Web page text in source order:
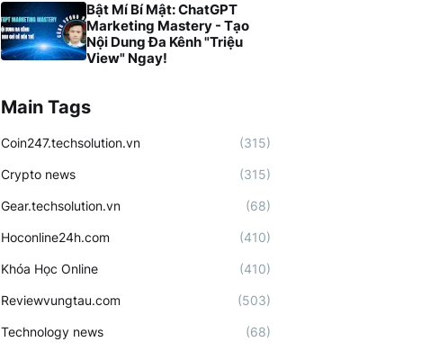
Bật Mí Bí Mật: ChatGPT
Marketing Mastery - Tạo
Nội Dung Đa Kênh "Triệu
View" Ngay!
Main Tags
Coin247.techsolution.vn (315)
Crypto news (315)
Gear.techsolution.vn (68)
Hoconline24h.com (410)
Khóa Học Online (410)
Reviewvungtau.com (503)
Technology news (68)